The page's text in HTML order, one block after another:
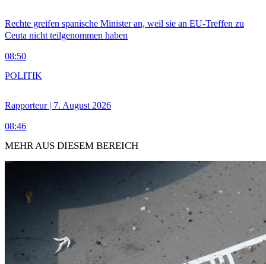
Rechte greifen spanische Minister an, weil sie an EU-Treffen zu
Ceuta nicht teilgenommen haben
08:50
Rapporteur | 7. August 2026
08:46
POLITIK
MEHR AUS DIESEM BEREICH